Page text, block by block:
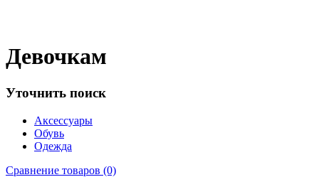
Девочкам
Уточнить поиск
Аксессуары
Обувь
Одежда
Сравнение товаров (0)